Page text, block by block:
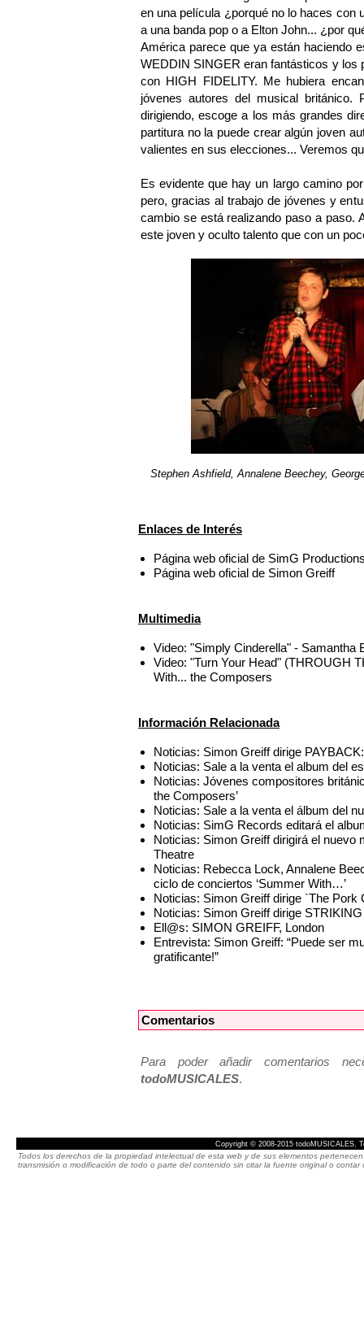
en una película ¿porqué no lo haces
a una banda pop o a Elton John... ¿por
América parece que ya están haciendo
WEDDIN SINGER eran fantásticos y los
con HIGH FIDELITY. Me hubiera
jóvenes autores del musical británico.
dirigiendo, escoge a los más grandes
partitura no la puede crear algún joven
valientes en sus elecciones... Veremos
Es evidente que hay un largo camino
pero, gracias al trabajo de jóvenes y
cambio se está realizando paso a paso.
este joven y oculto talento que con un
Stephen Ashfield, Annalene Beechey,
Enlaces de Interés
Página web oficial de SimG
Página web oficial de Simon Greiff
Multimedia
Video: "Simply Cinderella" -
Video: "Turn Your Head" (THROUGH
With... the Composers
Información Relacionada
Noticias: Simon Greiff dirige
Noticias: Sale a la venta el album del
Noticias: Jóvenes compositores
the Composers’
Noticias: Sale a la venta el álbum del
Noticias: SimG Records editará el
Noticias: Simon Greiff dirigirá el nuevo
Theatre
Noticias: Rebecca Lock, Annalene
ciclo de conciertos ‘Summer With…’
Noticias: Simon Greiff dirige `The Pork
Noticias: Simon Greiff dirige
Ell@s: SIMON GREIFF, London
Entrevista: Simon Greiff: “Puede ser
gratificante!”
Comentarios
Para poder añadir comentarios
todoMUSICALES.
Copyright © 2008-2015 todoMUSICALES.
Todos los derechos de la propiedad intelectual de esta web y de sus elementos
transmisión o modificación de todo o parte del contenido sin citar la fuente original o